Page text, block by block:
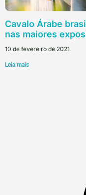
Cavalo Árabe
nas maiores
10 de fevereiro de 2021
Leia mais